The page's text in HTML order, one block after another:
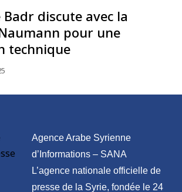
discute avec la
pour une
technique
Agence Arabe Syrienne
d’Informations – SANA
L’agence nationale officielle de
presse de la Syrie, fondée le 24